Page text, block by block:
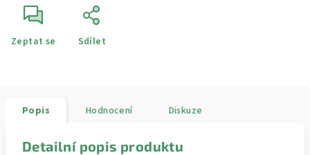
Zeptat se Sdílet
Popis Hodnocení Diskuze
Detailní popis produktu